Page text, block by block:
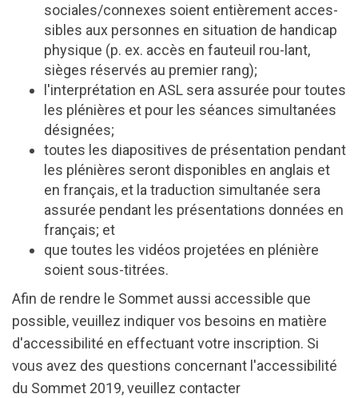
sociales/connexes soient entièrement acces-
sibles aux personnes en situation de handicap
physique (p. ex. accès en fauteuil rou-lant,
sièges réservés au premier rang);
l'interprétation en ASL sera assurée pour toutes
les plénières et pour les séances simultanées
désignées;
toutes les diapositives de présentation pendant
les plénières seront disponibles en anglais et
en français, et la traduction simultanée sera
assurée pendant les présentations données en
français; et
que toutes les vidéos projetées en plénière
soient sous-titrées.
Afin de rendre le Sommet aussi accessible que
possible, veuillez indiquer vos besoins en matière
d'accessibilité en effectuant votre inscription. Si
vous avez des questions concernant l'accessibilité
du Sommet 2019, veuillez contacter